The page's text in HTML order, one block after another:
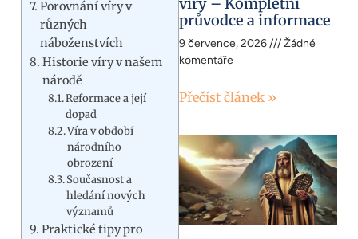
Porovnání víry v
různých
náboženstvích
Historie víry v našem
národě
Reformace a její
dopad
Víra v období
národního
obrození
Současnost a
hledání nových
významů
Praktické tipy pro
víry – Kompletní
průvodce a informace
9 července, 2026
Žádné
komentáře
Přečíst článek »